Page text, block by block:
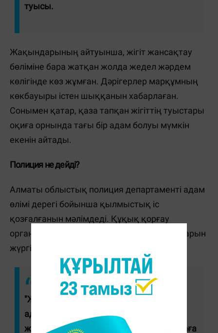
туысы.
Жақындарының айтуынша, жігіт жансақтау
бөліміне бара жатқан жолда жедел жәрдем
көлігінде көз жұмған. Дәрігерлер марқұмның
көкбауыры істен шыққанын хабарлаған.
Сонымен қатар, қаза тапқан жігіттің туыстары
оқиға орнында тағы бір адам болуы мүмкін
екенін айтады.
Полиция не дейді?
Алматы облыстық полиция департаменті адам
өлімі дерегі бойынша қылмыстық іс
қозғалғанын мәлімдеді. Құқық қорғау
органдары соталды тергеп-тексеру амалдарын
жүргізіп жатыр.
"Жиналған материалдарға сәйкес, ер
адамның денсаулығы кенет нашарлап,
жедел жәрдем бригадасымен ауруханаға